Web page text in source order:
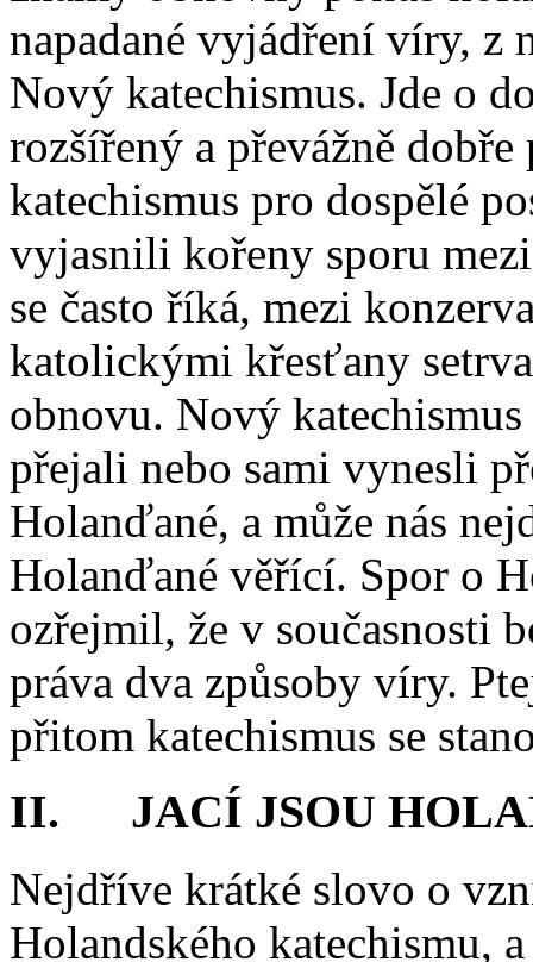
napadané vyjádření víry, z
Nový katechismus. Jde o
rozšířený a převážně
katechismus pro dospělé
vyjasnili kořeny sporu
se často říká, mezi
katolickými křesťany
obnovu. Nový
přejali nebo sami vynesli
Holanďané, a může nás
Holanďané věřící. Spor o
ozřejmil, že v současnosti
práva dva způsoby víry.
přitom katechismus se
II. JACÍ JSOU
Nejdříve krátké slovo o
Holandského katechismu,